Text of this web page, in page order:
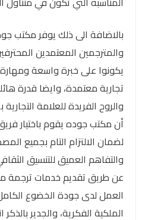
بالاضافة الى ذلك يوفر مكتب
والمترجمين المعتمدين
يكونوا على خبرة واسعة
تجارية معتمدة، وايضا قدرة
والروح الفريدة للعلامة
أن مكتب جوده يقوم باختيار
لضمان الالتزام التام بجميع
والتفاهم العميق للتنسيق
عن طريق تقديم خدمات ترجمة
العمل لدى جودة الخضوع